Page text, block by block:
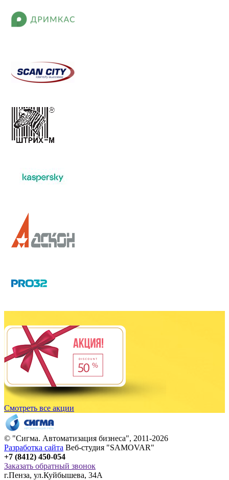
Смотреть все акции
© "Сигма. Автоматизация бизнеса", 2011-2026
Разработка сайта Веб-студия "SAMOVAR"
+7 (8412) 450-054
Заказать обратный звонок
г.Пенза, ул.Куйбышева, 34А